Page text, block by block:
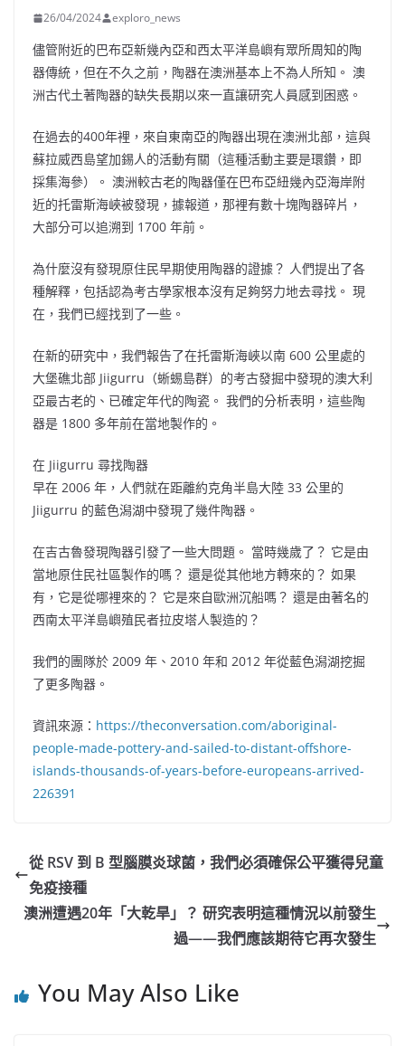
26/04/2024 exploro_news
儘管附近的巴布亞新幾內亞和西太平洋島嶼有眾所周知的陶
器傳統，但在不久之前，陶器在澳洲基本上不為人所知。 澳
洲古代土著陶器的缺失長期以來一直讓研究人員感到困惑。
在過去的400年裡，來自東南亞的陶器出現在澳洲北部，這與
蘇拉威西島望加錫人的活動有關（這種活動主要是環鑽，即
採集海參）。 澳洲較古老的陶器僅在巴布亞紐幾內亞海岸附
近的托雷斯海峽被發現，據報道，那裡有數十塊陶器碎片，
大部分可以追溯到 1700 年前。
為什麼沒有發現原住民早期使用陶器的證據？ 人們提出了各
種解釋，包括認為考古學家根本沒有足夠努力地去尋找。 現
在，我們已經找到了一些。
在新的研究中，我們報告了在托雷斯海峽以南 600 公里處的
大堡礁北部 Jiigurru（蜥蜴島群）的考古發掘中發現的澳大利
亞最古老的、已確定年代的陶瓷。 我們的分析表明，這些陶
器是 1800 多年前在當地製作的。
在 Jiigurru 尋找陶器
早在 2006 年，人們就在距離約克角半島大陸 33 公里的
Jiigurru 的藍色潟湖中發現了幾件陶器。
在吉古魯發現陶器引發了一些大問題。 當時幾歲了？ 它是由
當地原住民社區製作的嗎？ 還是從其他地方轉來的？ 如果
有，它是從哪裡來的？ 它是來自歐洲沉船嗎？ 還是由著名的
西南太平洋島嶼殖民者拉皮塔人製造的？
我們的團隊於 2009 年、2010 年和 2012 年從藍色潟湖挖掘
了更多陶器。
資訊來源： https://theconversation.com/aboriginal-
people-made-pottery-and-sailed-to-distant-offshore-
islands-thousands-of-years-before-europeans-arrived-
226391
從 RSV 到 B 型腦膜炎球菌，我們必須確保公平獲得兒童
免疫接種
澳洲遭遇20年「大乾旱」？ 研究表明這種情況以前發生
過——我們應該期待它再次發生
You May Also Like